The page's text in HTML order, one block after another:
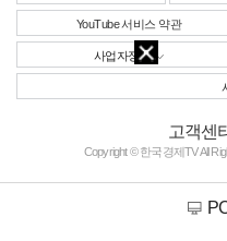
YouTube 서비스 약관
사업자정보
고객센
Copyright © 한국경제TV All